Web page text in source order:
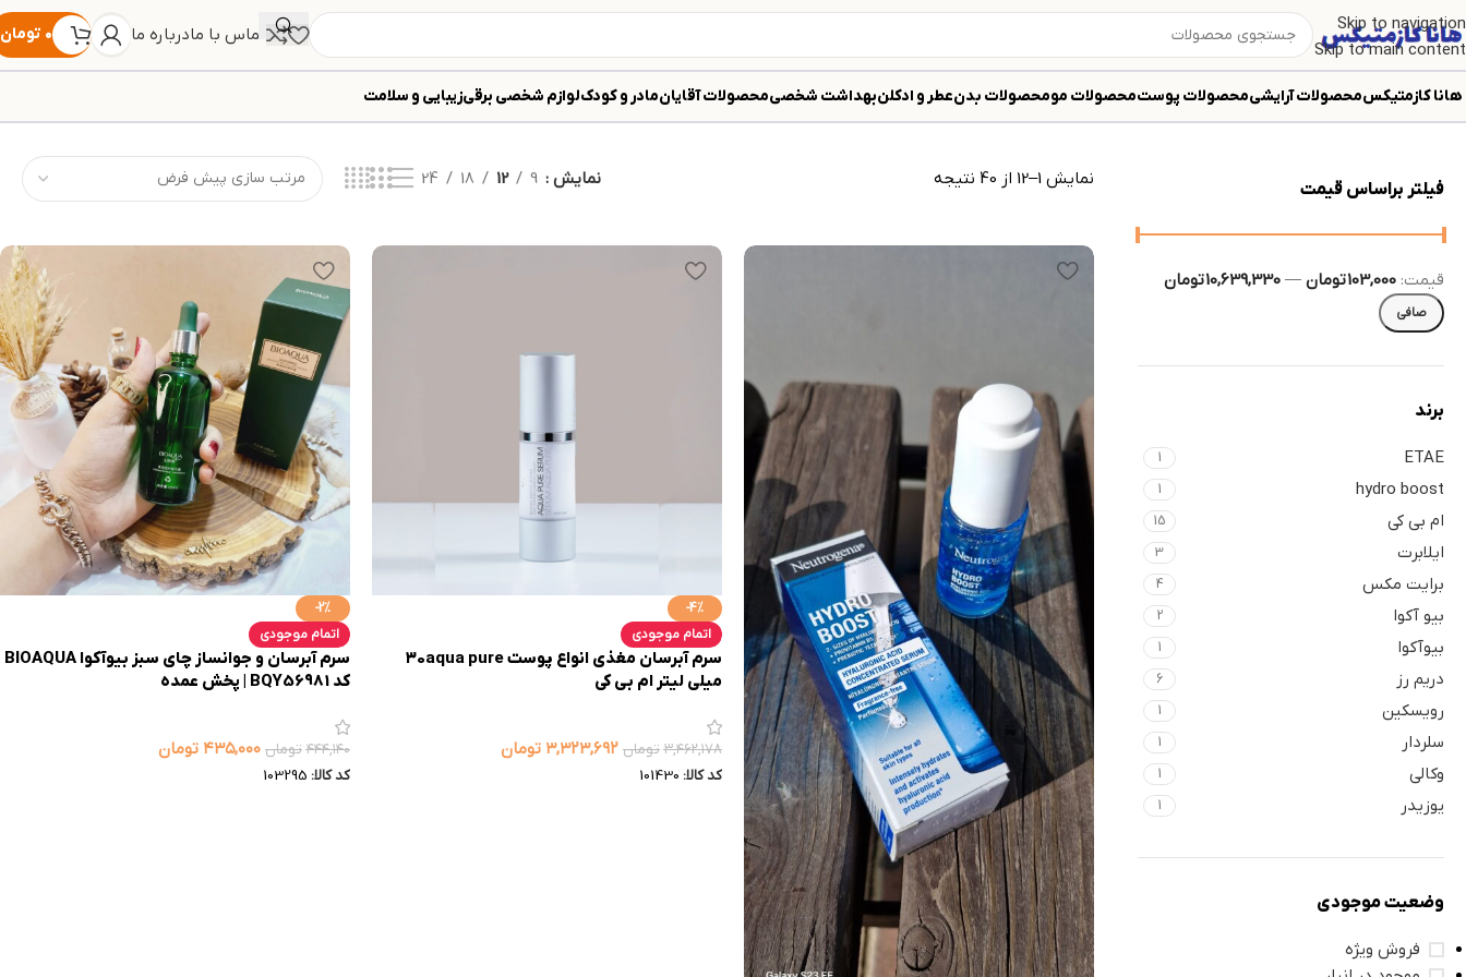
Skip to navigation
Skip to main content
تماس با مادرباره ما ۰ تومان
هانا کازمتیکسمحصولات آرایشیمحصولات پوستمحصولات مومحصولات بدنعطر و ادکلنبهداشت شخصیمحصولات آقایانمادر و کودکلوازم شخصی برقیزیبایی و سلامت سرم صورت
فیلتر براساس قیمت
صافی
قيمت: 103,000 تومان — 10,639,330 تومان
برند
ETAE
1
hydro boost
1
ام بی کی 15
ایلابرت 3
برایت مکس 4
بیو آکوا 2
بیوآکوا 1
دریم رز 6
رویسکین 1
سلردار 1
وکالی 1
یوزیدر 1
وضعیت موجودی
فروش ویژه
نمایش 1–12 از 40 نتیجه نمایش 9
12
18
24
-4%
اتمام موجودی
میلی لیتر ام بی کی
۳,۴۶۲,۱۷۸ تومان ۳,۳۲۳,۶۹۲ تومان
کد کالا: 101430
-2%
اتمام موجودی
سرم آبرسان و جوانساز چای سبز بیوآکوا BIOAQUA
کد BQY56981 | پخش عمده
۴۴۴,۱۴۰ تومان ۴۳۵,۰۰۰ تومان
کد کالا: 103295